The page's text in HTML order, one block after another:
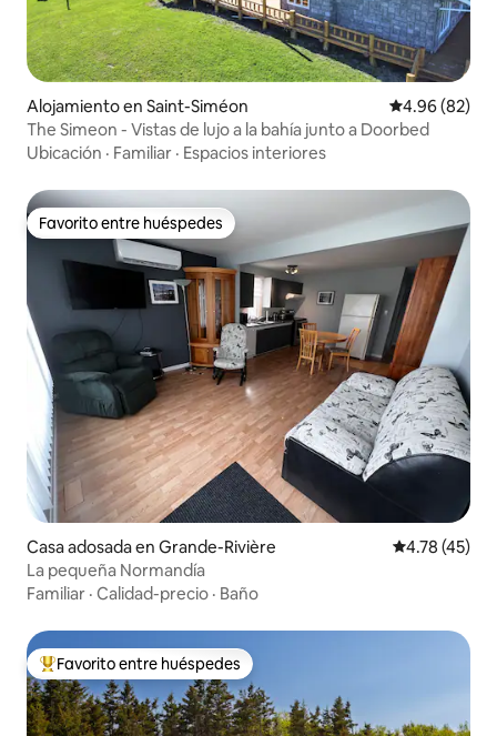
Alojamiento en Saint-Siméon Calificación
4.96 (82)
The Simeon - Vistas de lujo a la bahía junto a Doorbed
Ubicación · Familiar · Espacios interiores
Favorito entre huéspedes
Favorito entre huéspedes
Casa adosada en Grande-Rivière Calificación
4.78 (45)
La pequeña Normandía
Familiar · Calidad-precio · Baño
Favorito entre huéspedes preferido
Favorito entre huéspedes